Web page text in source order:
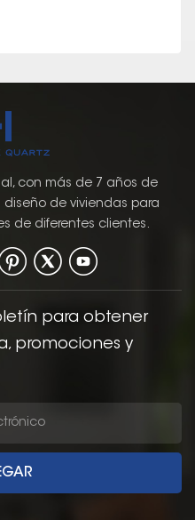
con más de 7 años de
de viviendas para
de diferentes clientes.
para obtener
promociones y